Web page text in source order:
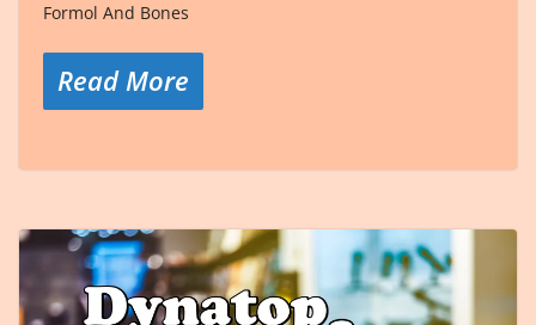
Formol And Bones
Read More